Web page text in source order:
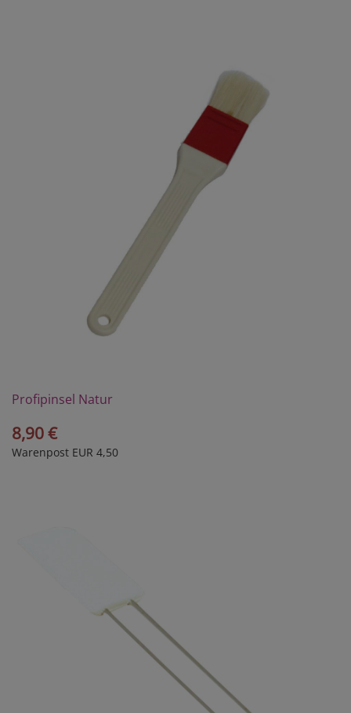
Profipinsel Natur
8,90 €
Warenpost EUR 4,50